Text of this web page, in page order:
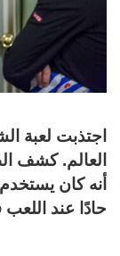
اجتذبت لعبة
العالم. كشف
أنه كان
حادًا عند